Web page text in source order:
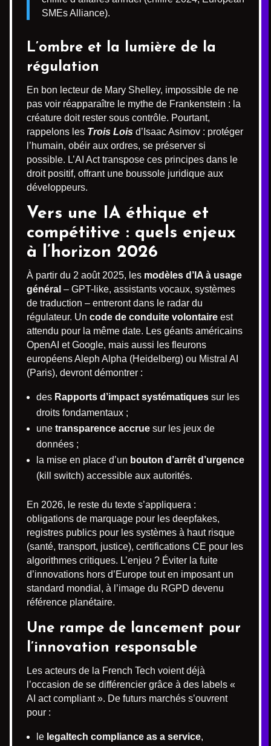
SMEs Alliance).
L’ombre et la lumière de la
régulation
En bon lecteur de Mary Shelley, impossible de ne
pas voir réapparaître le mythe de Frankenstein : la
créature doit rester sous contrôle. Pourtant,
rappelons les Trois Lois d’Isaac Asimov : protéger
l’humain, obéir aux ordres, se préserver si
possible. L’AI Act transpose ces principes dans le
droit positif, offrant une boussole juridique aux
développeurs.
Vers une IA éthique et
compétitive : quels enjeux
à l’horizon 2026
À partir du 2 août 2025, les modèles d’IA à usage
général – GPT-like, assistants vocaux, systèmes
de traduction – entreront dans le radar du
régulateur. Un code de conduite volontaire est
attendu pour la même date. Les géants américains
OpenAI et Google, mais aussi les fleurons
européens Aleph Alpha (Heidelberg) ou Mistral AI
(Paris), devront démontrer :
des Rapports d’impact systématiques sur les
droits fondamentaux ;
une transparence accrue sur les jeux de
données ;
la mise en place d’un bouton d’arrêt d’urgence
(kill switch) accessible aux autorités.
En 2026, le reste du texte s’appliquera :
obligations de marquage pour les deepfakes,
registres publics pour les systèmes à haut risque
(santé, transport, justice), certifications CE pour les
algorithmes critiques. L’enjeu ? Éviter la fuite
d’innovations hors d’Europe tout en imposant un
standard mondial, à l’image du RGPD devenu
référence planétaire.
Une rampe de lancement pour
l’innovation responsable
Les acteurs de la French Tech voient déjà
l’occasion de se différencier grâce à des labels «
AI act compliant ». De futurs marchés s’ouvrent
pour :
le legaltech compliance as a service,